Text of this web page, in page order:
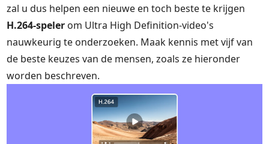
zal u dus helpen een nieuwe en toch beste te krijgen
H.264-speler om Ultra High Definition-video's
nauwkeurig te onderzoeken. Maak kennis met vijf van
de beste keuzes van de mensen, zoals ze hieronder
worden beschreven.